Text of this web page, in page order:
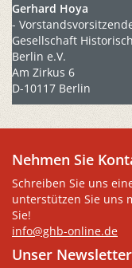
Gerhard Hoya
-
Gesellschaft
Berlin e.V.
Am Zirkus 6
D-10117 Berlin
Nehmen Sie
Schreiben Sie uns
unterstützen Sie uns
Sie!
info@ghb-online.de
Unser Newsletter